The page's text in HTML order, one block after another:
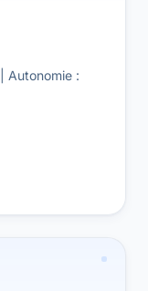
Autonomie :